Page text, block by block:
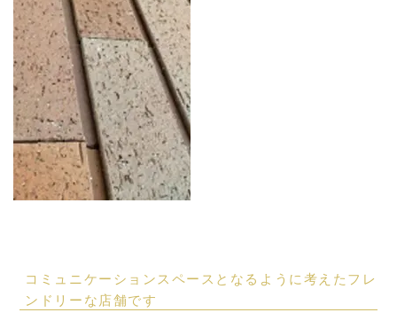
コミュニケーションスペースとなるように考えたフレ
ンドリーな店舗です